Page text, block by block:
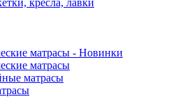
кресла, лавки
матрасы - Новинки
матрасы
матрасы